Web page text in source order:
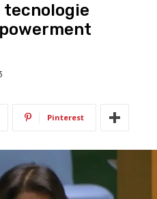
tecnologie
Pinterest